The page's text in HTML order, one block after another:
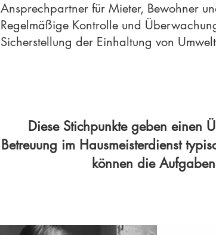
Ansprechpartner für Mieter, Bewohner
Regelmäßige Kontrolle und
Sicherstellung der Einhaltung von
Diese Stichpunkte geben einen
Betreuung im Hausmeisterdienst
können die